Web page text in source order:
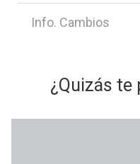
Info. Cambios
¿Quizás te